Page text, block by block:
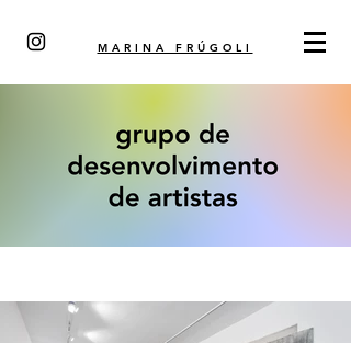
MARINA FRÚGOLI